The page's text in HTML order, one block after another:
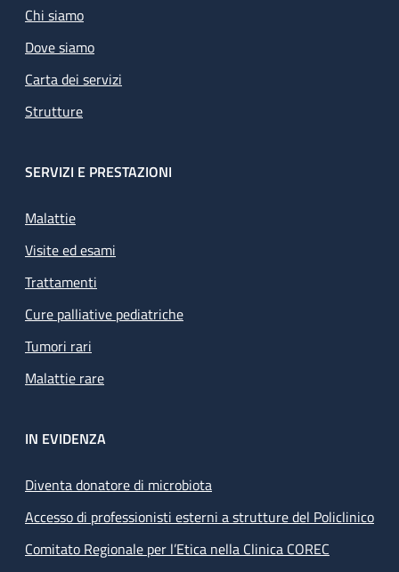
Chi siamo
Dove siamo
Carta dei servizi
Strutture
SERVIZI E PRESTAZIONI
Malattie
Visite ed esami
Trattamenti
Cure palliative pediatriche
Tumori rari
Malattie rare
IN EVIDENZA
Diventa donatore di microbiota
Accesso di professionisti esterni a strutture del Policlinico
Comitato Regionale per l’Etica nella Clinica COREC